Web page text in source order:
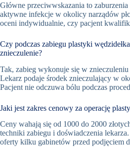
Główne przeciwwskazania to
aktywne infekcje w okolicy narządów
oceni indywidualnie, czy pacjent
Czy podczas zabiegu plastyki
znieczulenie?
Tak, zabieg wykonuje się w
Lekarz podaje środek znieczulający w
Pacjent nie odczuwa bólu podczas
Jaki jest zakres cenowy za operację
Ceny wahają się od 1000 do 2000
techniki zabiegu i doświadczenia
oferty kilku gabinetów przed podjęciem